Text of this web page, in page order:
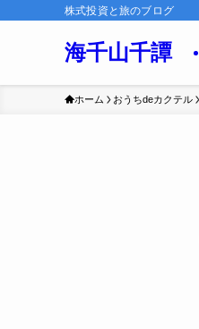
株式投資と旅のブログ
海千山千譚
ホーム おうちdeカクテル